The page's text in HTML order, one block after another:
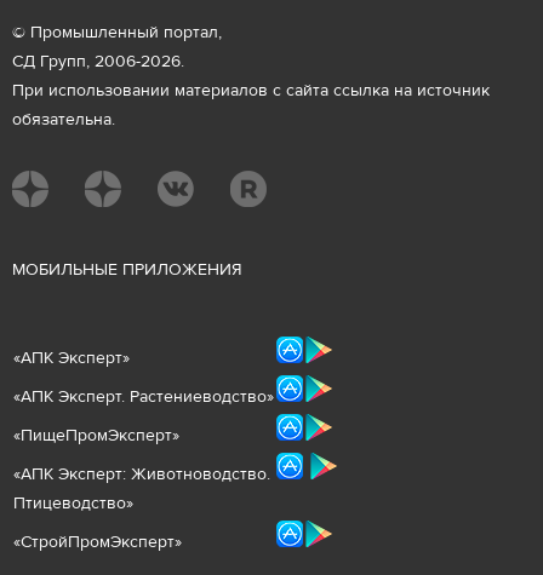
© Промышленный портал,
СД Групп, 2006-2026.
При использовании материалов с сайта ссылка на источник
обязательна.
МОБИЛЬНЫЕ ПРИЛОЖЕНИЯ
«АПК Эксперт»
«АПК Эксперт. Растениеводство»
«ПищеПромЭксперт»
«АПК Эксперт: Животноводство.
Птицеводство»
«СтройПромЭксперт»